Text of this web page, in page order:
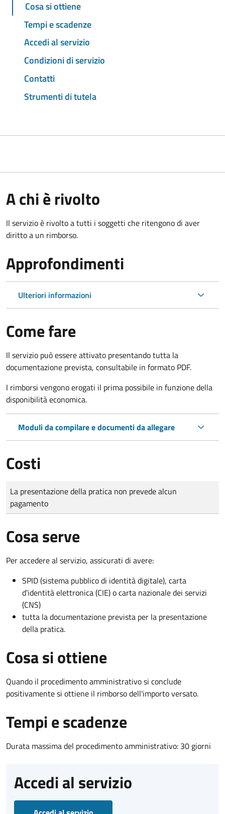
Cosa si ottiene
Tempi e scadenze
Accedi al servizio
Condizioni di servizio
Contatti
Strumenti di tutela
A chi è rivolto
Il servizio è rivolto a tutti i soggetti che ritengono di aver
diritto a un rimborso.
Approfondimenti
Ulteriori informazioni
Come fare
Il servizio può essere attivato presentando tutta la
documentazione prevista, consultabile in formato PDF.
I rimborsi vengono erogati il prima possibile in funzione della
disponibilità economica.
Moduli da compilare e documenti da allegare
Costi
Tipo di pagamento
Importo
La presentazione della pratica non prevede alcun
pagamento
Cosa serve
Per accedere al servizio, assicurati di avere:
SPID (sistema pubblico di identità digitale), carta
d’identità elettronica (CIE) o carta nazionale dei servizi
(CNS)
tutta la documentazione prevista per la presentazione
della pratica.
Cosa si ottiene
Quando il procedimento amministrativo si conclude
positivamente si ottiene il rimborso dell'importo versato.
Tempi e scadenze
Durata massima del procedimento amministrativo: 30 giorni
Accedi al servizio